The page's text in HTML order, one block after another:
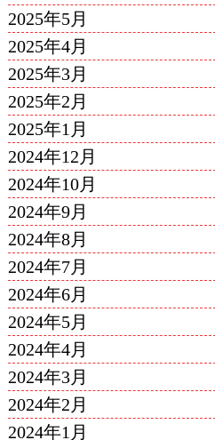
2025年5月
2025年4月
2025年3月
2025年2月
2025年1月
2024年12月
2024年10月
2024年9月
2024年8月
2024年7月
2024年6月
2024年5月
2024年4月
2024年3月
2024年2月
2024年1月